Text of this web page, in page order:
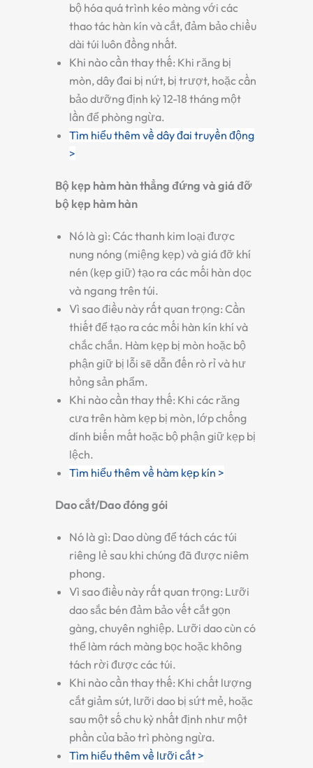
bộ hóa quá trình kéo màng với các
thao tác hàn kín và cắt, đảm bảo chiều
dài túi luôn đồng nhất.
Khi nào cần thay thế: Khi răng bị
mòn, dây đai bị nứt, bị trượt, hoặc cần
bảo dưỡng định kỳ 12-18 tháng một
lần để phòng ngừa.
Tìm hiểu thêm về dây đai truyền động
>
Bộ kẹp hàm hàn thẳng đứng và giá đỡ
bộ kẹp hàm hàn
Nó là gì: Các thanh kim loại được
nung nóng (miệng kẹp) và giá đỡ khí
nén (kẹp giữ) tạo ra các mối hàn dọc
và ngang trên túi.
Vì sao điều này rất quan trọng: Cần
thiết để tạo ra các mối hàn kín khí và
chắc chắn. Hàm kẹp bị mòn hoặc bộ
phận giữ bị lỗi sẽ dẫn đến rò rỉ và hư
hỏng sản phẩm.
Khi nào cần thay thế: Khi các răng
cưa trên hàm kẹp bị mòn, lớp chống
dính biến mất hoặc bộ phận giữ kẹp bị
lệch.
Tìm hiểu thêm về hàm kẹp kín >
Dao cắt/Dao đóng gói
Nó là gì: Dao dùng để tách các túi
riêng lẻ sau khi chúng đã được niêm
phong.
Vì sao điều này rất quan trọng: Lưỡi
dao sắc bén đảm bảo vết cắt gọn
gàng, chuyên nghiệp. Lưỡi dao cùn có
thể làm rách màng bọc hoặc không
tách rời được các túi.
Khi nào cần thay thế: Khi chất lượng
cắt giảm sút, lưỡi dao bị sứt mẻ, hoặc
sau một số chu kỳ nhất định như một
phần của bảo trì phòng ngừa.
Tìm hiểu thêm về lưỡi cắt >